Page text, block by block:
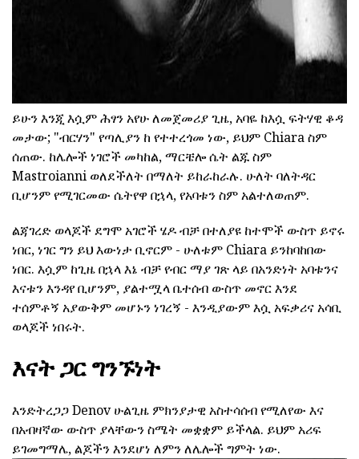
ይሁን እንጂ እሷም ሕፃን አየሁ ለመጀመሪያ ጊዜ, አባዬ ከእሷ ፍትሃዊ ቆዳ
መታው; "ብርሃን" የጣሊያን ከ የተተረጎመ ነው, ይህም Chiara ስም
ሰጠው. ከሌሎች ነገሮች መካከል, ማርቼሎ ሴት ልጁ ስም
Mastroianni ወለደችለት በማለት ይከራከራሉ. ሁለት ባለትዳር
ቢሆንም የሚገርመው ሴትየዋ በኋላ, የአባቱን ስም አልተለወጠም.
ልጃገረድ ወላጆች ደግሞ አገሮች ሄዶ ብቻ በተለያዩ ከተሞች ውስጥ ይኖሩ
ነበር, ነገር ግን ይህ እውነታ ቢኖርም - ሁለቱም Chiara ይንከባከበው
ነበር. እሷም ከጊዜ በኋላ እኔ ብቻ የብር ማያ ገጽ ላይ በአንድነት አባቱንና
እናቱን እንዳየ ቢሆንም, ያልተሟላ ቤተሰብ ውስጥ መኖር እንደ
ተሰምቶኝ አያውቅም መሆኑን ነገረኝ - እንዲያውም እሷ አፍቃሪና አሳቢ
ወላጆች ነበሩት.
እናት ጋር ግንኙነት
እንድትረጋጋ Denov ሁልጊዜ ምክንያታዊ አስተሳሰብ የሚለየው እና
በአብዛኛው ውስጥ ያላቸውን ስሜት መቋቋም ይችላል. ይህም አሪፍ
ይገመግማሌ, ልጆችን እንደሆነ ለምን ለሌሎች ግምት ነው.